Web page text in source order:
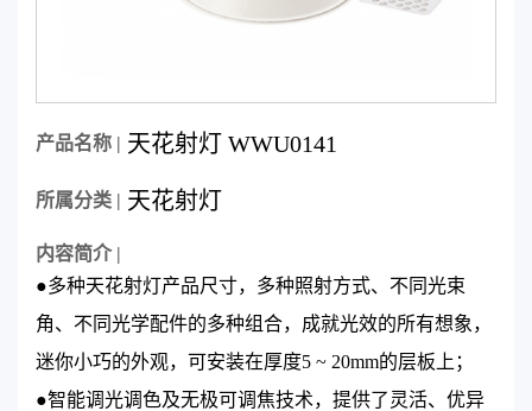
产品名称 | 天花射灯 WWU0141
所属分类 | 天花射灯
内容简介 |
●多种天花射灯产品尺寸，多种照射方式、不同光束
角、不同光学配件的多种组合，成就光效的所有想象，
迷你小巧的外观，可安装在厚度5 ~ 20mm的层板上；
●智能调光调色及无极可调焦技术，提供了灵活、优异